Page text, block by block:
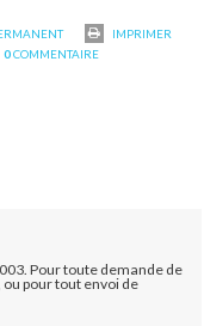
IMPRIMER
0COMMENTAIRE
Pour toute demande de
pour tout envoi de